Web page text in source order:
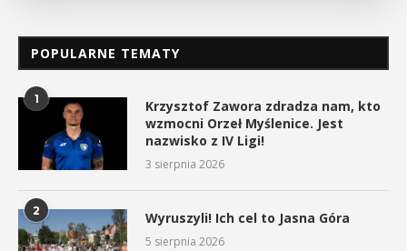
POPULARNE TEMATY
1
Krzysztof Zawora zdradza nam, kto
wzmocni Orzeł Myślenice. Jest
nazwisko z IV Ligi!
3 sierpnia 2026
2 Wyruszyli! Ich cel to Jasna Góra
5 sierpnia 2026